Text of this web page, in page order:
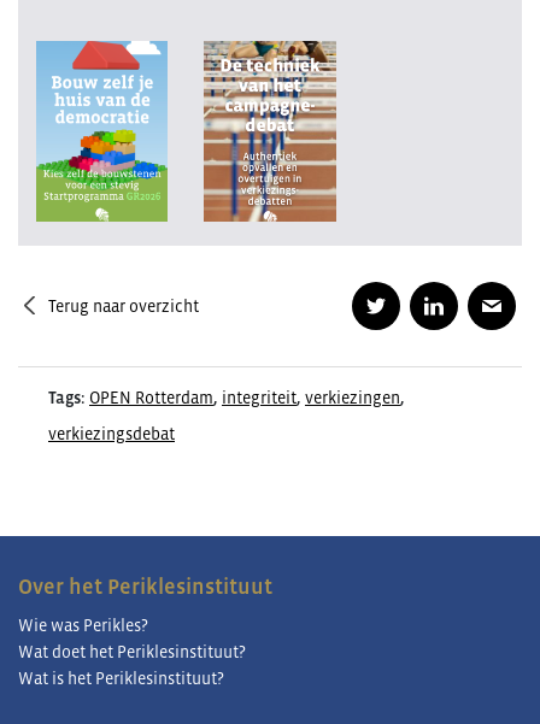
Terug naar overzicht
Tags: OPEN Rotterdam, integriteit, verkiezingen,
verkiezingsdebat
Over het Periklesinstituut
Wie was Perikles?
Wat doet het Periklesinstituut?
Wat is het Periklesinstituut?